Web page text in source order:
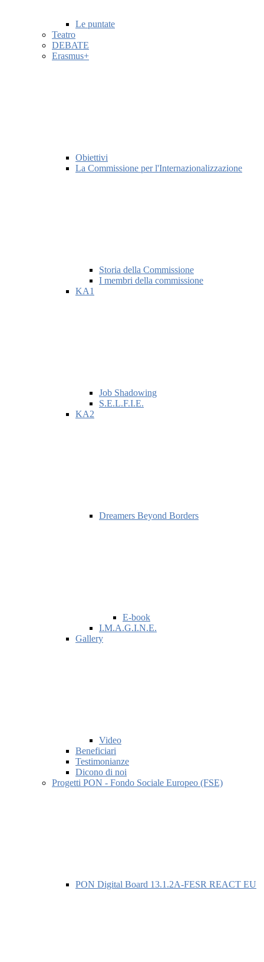
Le puntate
Teatro
DEBATE
Erasmus+
Obiettivi
La Commissione per l'Internazionalizzazione
Storia della Commissione
I membri della commissione
KA1
Job Shadowing
S.E.L.F.I.E.
KA2
Dreamers Beyond Borders
E-book
I.M.A.G.I.N.E.
Gallery
Video
Beneficiari
Testimonianze
Dicono di noi
Progetti PON - Fondo Sociale Europeo (FSE)
PON Digital Board 13.1.2A-FESR REACT EU